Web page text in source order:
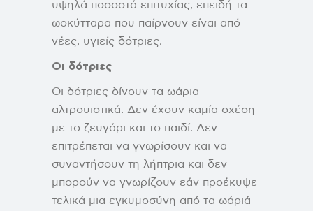
υψηλά ποσοστά επιτυχίας, επειδή τα
ωοκύτταρα που παίρνουν είναι από
νέες, υγιείς δότριες.
Οι δότριες
Οι δότριες δίνουν τα ωάρια
αλτρουιστικά. Δεν έχουν καμία σχέση
με το ζευγάρι και το παιδί. Δεν
επιτρέπεται να γνωρίσουν και να
συναντήσουν τη λήπτρια και δεν
μπορούν να γνωρίζουν εάν προέκυψε
τελικά μια εγκυμοσύνη από τα ωάριά